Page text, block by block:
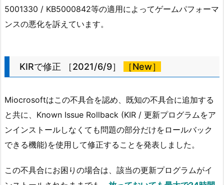
5001330 / KB5000842等の適用によってゲームパフォーマ
ンスの悪化を訴えています。
KIRで修正 ［2021/6/9］ ［New］
Miocrosoftはこの不具合を認め、既知の不具合に追加する
と共に、Known Issue Rollback (KIR / 更新プログラムをア
ンインストールしなくても問題の部分だけをロールバック
できる機能)を使用して修正することを発表しました。
この不具合にお困りの場合は、該当の更新プログラムがイ